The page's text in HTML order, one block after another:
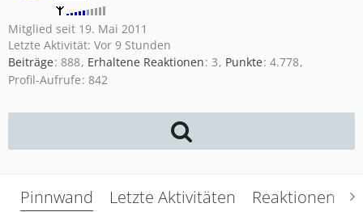
Mitglied seit 19. Mai 2011
Letzte Aktivität: Vor 9 Stunden
Beiträge 888 Erhaltene Reaktionen 3 Punkte 4.778
Profil-Aufrufe 842
Pinnwand Letzte Aktivitäten Reaktionen